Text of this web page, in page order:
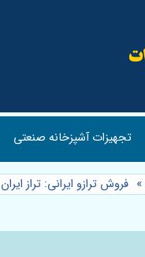
تجهیزات آشپزخانه صنعتی
» فروش ترازو ایرانی: تراز ایران